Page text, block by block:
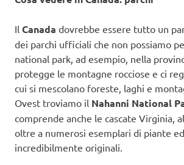
Il Canada dovrebbe essere tutto un
dei parchi ufficiali che non possiamo
national park, ad esempio, nella
protegge le montagne rocciose e ci
cui si mescolano foreste, laghi e
Ovest troviamo il Nahanni National
comprende anche le cascate Virginia,
oltre a numerosi esemplari di piante
incredibilmente originali.